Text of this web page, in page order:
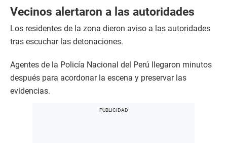
Vecinos alertaron a las autoridades
Los residentes de la zona dieron aviso a las autoridades
tras escuchar las detonaciones.
Agentes de la Policía Nacional del Perú llegaron minutos
después para acordonar la escena y preservar las
evidencias.